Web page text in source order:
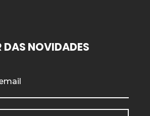
DAS NOVIDADES